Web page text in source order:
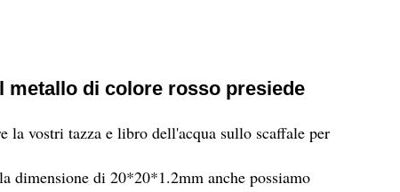
metallo di colore rosso presiede
la vostri tazza e libro dell'acqua sullo scaffale per
dimensione di 20*20*1.2mm anche possiamo